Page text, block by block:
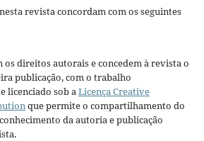
revista concordam com os seguintes
os direitos autorais e concedem à revista o
publicação, com o trabalho
licenciado sob a Licença Creative
que permite o compartilhamento do
da autoria e publicação